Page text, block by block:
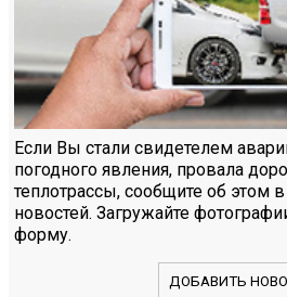
Если Вы стали свидетелем
погодного явления, провала
теплотрассы, сообщите об этом
новостей. Загружайте
форму.
ДОБАВИТЬ